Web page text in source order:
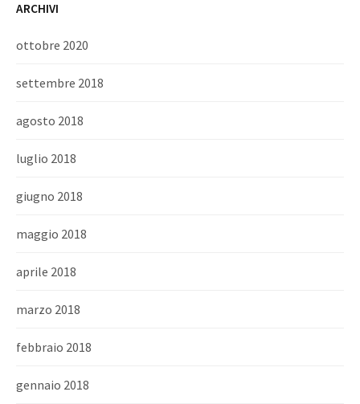
ARCHIVI
ottobre 2020
settembre 2018
agosto 2018
luglio 2018
giugno 2018
maggio 2018
aprile 2018
marzo 2018
febbraio 2018
gennaio 2018